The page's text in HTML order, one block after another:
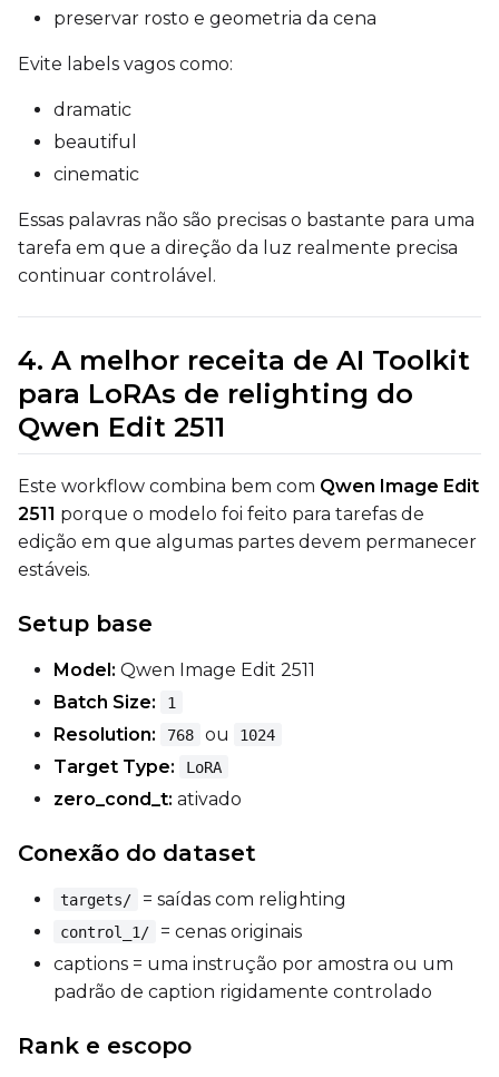
Height
Prompt
preservar rosto e geometria da cena
Evite labels vagos como:
dramatic
beautiful
cinematic
Essas palavras não são precisas o bastante para uma
tarefa em que a direção da luz realmente precisa
continuar controlável.
4. A melhor receita de AI Toolkit
para LoRAs de relighting do
Qwen Edit 2511
Este workflow combina bem com Qwen Image Edit
2511 porque o modelo foi feito para tarefas de
edição em que algumas partes devem permanecer
estáveis.
Setup base
Model: Qwen Image Edit 2511
Batch Size:
1
Resolution: 768 ou 1024
Target Type: LoRA
zero_cond_t: ativado
Conexão do dataset
targets/ = saídas com relighting
control_1/
= cenas originais
captions = uma instrução por amostra ou um
padrão de caption rigidamente controlado
Rank e escopo